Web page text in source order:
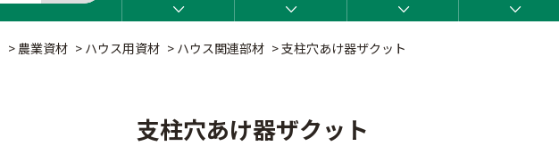
> 農業資材 > ハウス用資材 > ハウス関連部材 >支柱穴あけ器ザクット
支柱穴あけ器ザクット